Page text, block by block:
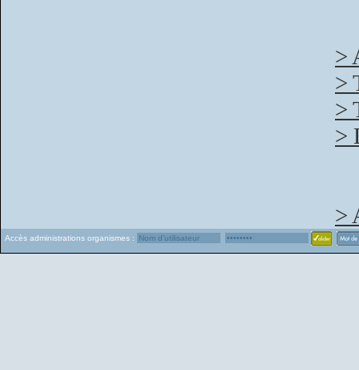
>
>
>
>
>
Accès administrations organismes :